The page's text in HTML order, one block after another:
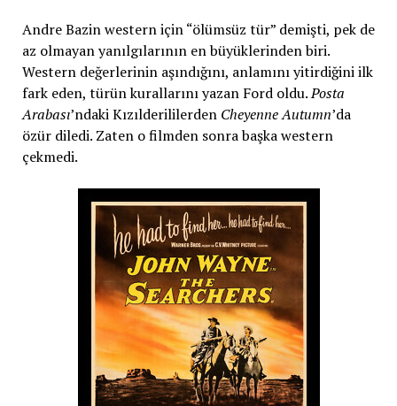
Andre Bazin western için “ölümsüz tür” demişti, pek de
az olmayan yanılgılarının en büyüklerinden biri.
Western değerlerinin aşındığını, anlamını yitirdiğini ilk
fark eden, türün kurallarını yazan Ford oldu.Posta
Arabası’ndaki Kızılderililerden Cheyenne Autumn’da
özür diledi. Zaten o filmden sonra başka western
çekmedi.